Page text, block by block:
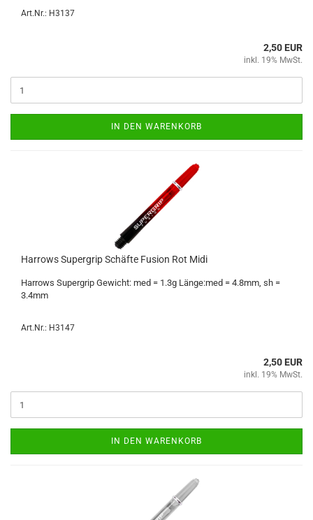
Art.Nr.: H3137
2,50 EUR
inkl. 19% MwSt.
IN DEN WARENKORB
Har­rows Su­per­grip Schäf­te Fu­si­on Rot Midi
Har­rows Su­per­grip Ge­wicht: med = 1.3g Länge:med = 4.8mm, sh =
3.4mm
Art.Nr.: H3147
2,50 EUR
inkl. 19% MwSt.
IN DEN WARENKORB